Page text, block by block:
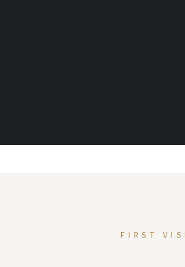
FIRST